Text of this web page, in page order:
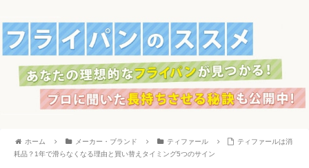
ホーム メーカー・ブランド ティファール
ティファールは消
耗品？1年で滑らなくなる理由と買い替えタイミング5つのサイン